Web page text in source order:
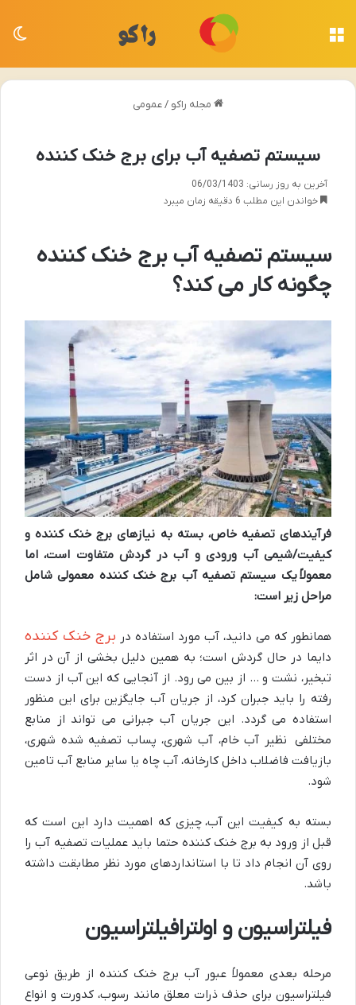
مجله راکو /عمومی
سیستم تصفیه آب برای برج خنک کننده
آخرین به روز رسانی: 06/03/1403
خواندن این مطلب 6 دقیقه زمان میبرد
سیستم تصفیه آب برج خنک کننده
چگونه کار می کند؟
فرآیندهای تصفیه خاص، بسته به نیازهای برج خنک کننده و
کیفیت/شیمی آب ورودی و آب در گردش متفاوت است، اما
معمولاًیک سیستم تصفیه آب برج خنک کننده معمولی شامل
مراحل زیر است:
همانطور که می دانید، آب مورد استفاده در برج خنک کننده
دایما در حال گردش است؛ به همین دلیل بخشی از آن در اثر
تبخیر، نشت و … از بین می رود. از آنجایی که این آب از دست
رفته را باید جبران کرد، از جریان آب جایگزین برای این منظور
استفاده می گردد. این جریان آب جبرانی می تواند از منابع
مختلفی نظیر آب خام، آب شهری، پساب تصفیه شده شهری،
بازیافت فاضلاب داخل کارخانه، آب چاه یا سایر منابع آب تامین
شود.
بسته به کیفیت این آب، چیزی که اهمیت دارد این است که
قبل از ورود به برج خنک کننده حتما باید عملیات تصفیه آب را
روی آن انجام داد تا با استانداردهای مورد نظر مطابقت داشته
باشد.
فیلتراسیون و اولترافیلتراسیون
مرحله بعدی معمولاً عبور آب برج خنک کننده از طریق نوعی
فیلتراسیون برای حذف ذرات معلق مانند رسوب، کدورت و انواع